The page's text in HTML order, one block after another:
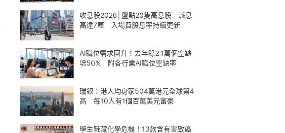
收息股2026│盤點20隻高息股 派息
高達7厘 入場費股息率持續更新
AI職位需求回升！去年錄2.1萬個空缺
增50% 附各行業AI職位空缺率
瑞銀：港人均身家504萬港元全球第4
高 每10人有1個百萬美元富豪
學生鞋藏化學危機！13款含有害致癌